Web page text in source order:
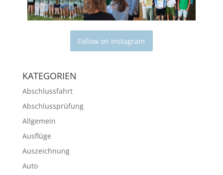
Follow on Instagram
KATEGORIEN
Abschlussfahrt
Abschlussprüfung
Allgemein
Ausflüge
Auszeichnung
Auto